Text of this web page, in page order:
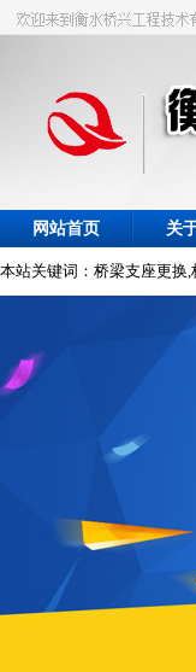
网站首页 关
本站关键词：桥梁支座更换